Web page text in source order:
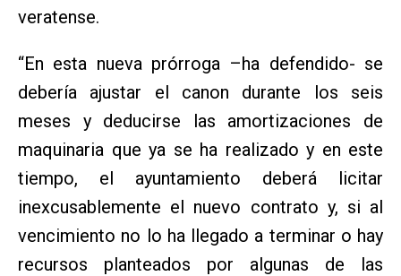
veratense.
“En esta nueva prórroga –ha defendido- se
debería ajustar el canon durante los seis
meses y deducirse las amortizaciones de
maquinaria que ya se ha realizado y en este
tiempo, el ayuntamiento deberá licitar
inexcusablemente el nuevo contrato y, si al
vencimiento no lo ha llegado a terminar o hay
recursos planteados por algunas de las